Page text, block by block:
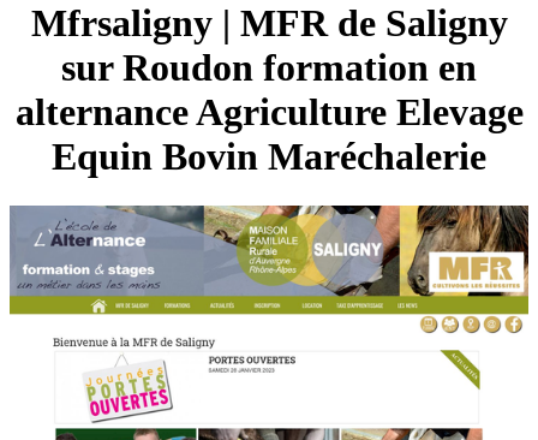
Mfrsaligny | MFR de Saligny
sur Roudon formation en
alternance Agriculture Elevage
Equin Bovin Maréchale­rie